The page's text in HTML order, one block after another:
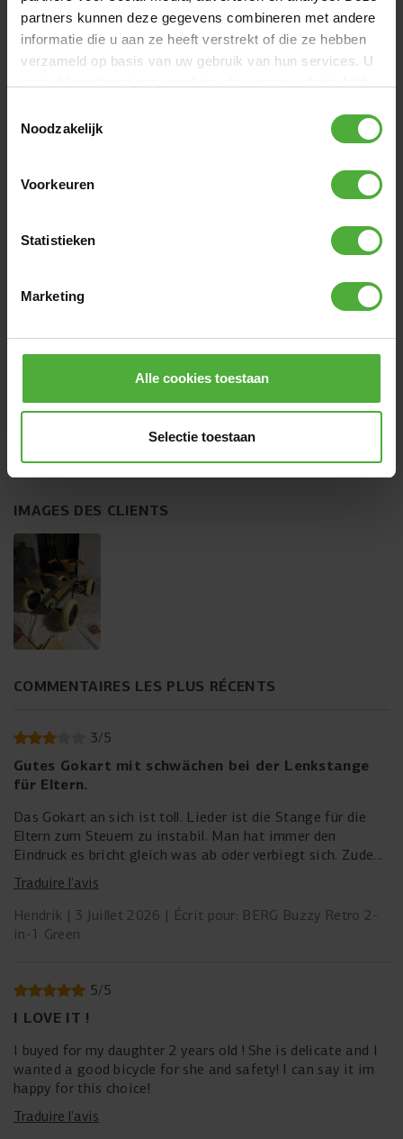
partners kunnen deze gegevens combineren met andere
informatie die u aan ze heeft verstrekt of die ze hebben
verzameld op basis van uw gebruik van hun services. U
Noodzakelijk
Voorkeuren
Statistieken
Marketing
Alle cookies toestaan
Selectie toestaan
BUZZY
19,-
COMMENTAIRES BERG BUZZY RETRO 2-IN-1
25 avis
IMAGES DES CLIENTS
COMMENTAIRES LES PLUS RÉCENTS
3/5
Gutes Gokart mit schwächen bei der Lenkstange
für Eltern.
Das Gokart an sich ist toll. Lieder ist die Stange für die
Eltern zum Steuern zu instabil. Man hat immer den
Eindruck es bricht gleich was ab oder verbiegt sich. Zudem
läßt sich die Lenkung nicht 100% fest und geradestellen
damit man schieben kann. Die Räder sind immer leicht in
eine Richtung verdreht so dass man ständig hinten Druck
auf das Gokart ausüben muss um die Voderräder in die
Ohne die Stange läßt es sich gut fahren wenn das Kind es
werden kann und man nur schieben muss geht es bestimmt
auch gut.
Traduire l’avis
Hendrik
3 Juillet 2026
Écrit pour: BERG Buzzy Retro 2-
in-1 Green
5/5
I LOVE IT !
I buyed for my daughter 2 years old ! She is delicate and I
wanted a good bicycle for she and safety! I can say it im
happy for this choice!
Traduire l’avis